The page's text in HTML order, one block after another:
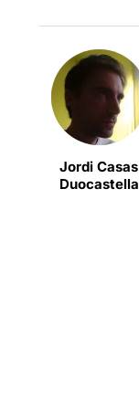
Jordi Casas
Duocastella